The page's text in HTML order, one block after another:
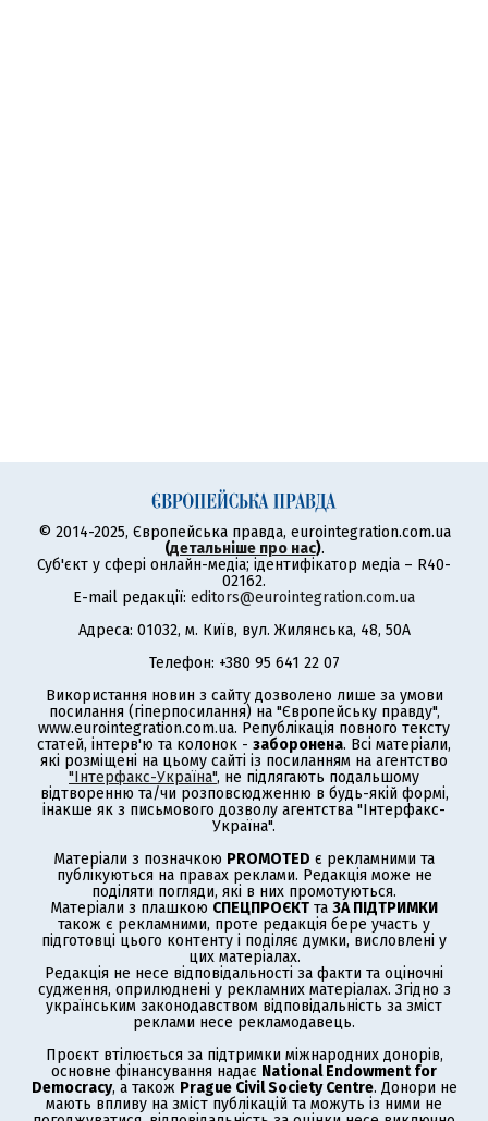
© 2014-2025, Європейська правда, eurointegration.com.ua
(детальніше про нас).
Суб'єкт у сфері онлайн-медіа; ідентифікатор медіа – R40-
02162.
E-mail редакції: editors@eurointegration.com.ua
Адреса: 01032, м. Київ, вул. Жилянська, 48, 50А
Телефон: +380 95 641 22 07
Використання новин з сайту дозволено лише за умови
посилання (гіперпосилання) на "Європейську правду",
www.eurointegration.com.ua. Републікація повного тексту
статей, інтерв'ю та колонок - заборонена. Всі матеріали,
які розміщені на цьому сайті із посиланням на агентство
"Інтерфакс-Україна", не підлягають подальшому
відтворенню та/чи розповсюдженню в будь-якій формі,
інакше як з письмового дозволу агентства "Інтерфакс-
Україна".
Матеріали з позначкою PROMOTED є рекламними та
публікуються на правах реклами. Редакція може не
поділяти погляди, які в них промотуються.
Матеріали з плашкою СПЕЦПРОЄКТ та ЗА ПІДТРИМКИ
також є рекламними, проте редакція бере участь у
підготовці цього контенту і поділяє думки, висловлені у
цих матеріалах.
Редакція не несе відповідальності за факти та оціночні
судження, оприлюднені у рекламних матеріалах. Згідно з
українським законодавством відповідальність за зміст
реклами несе рекламодавець.
Проєкт втілюється за підтримки міжнародних донорів,
основне фінансування надає National Endowment for
Democracy, а також Prague Civil Society Centre. Донори не
мають впливу на зміст публікацій та можуть із ними не